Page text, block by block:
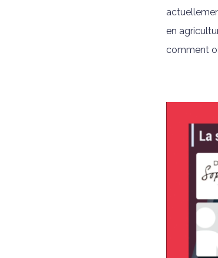
en
comment